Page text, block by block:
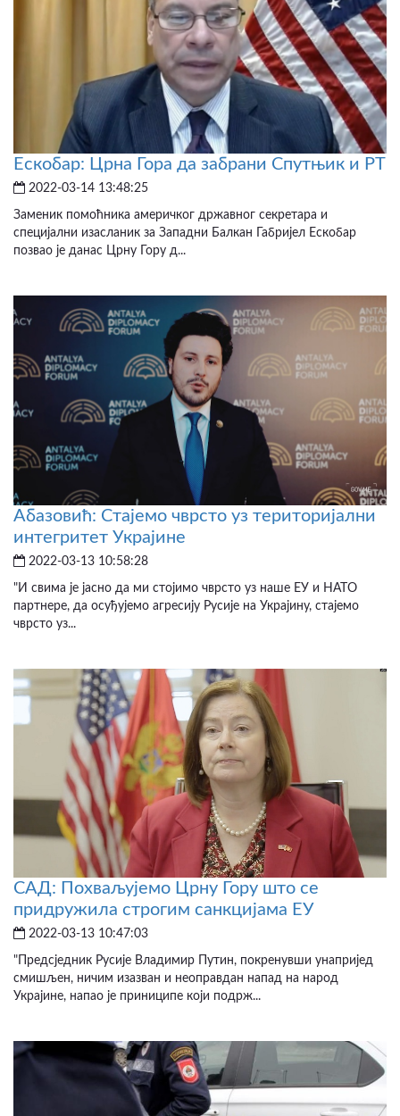
Ескобар: Црна Гора да забрани Спутњик и РТ
2022-03-14 13:48:25
Заменик помоћника америчког државног секретара и
специјални изасланик за Западни Балкан Габријел Ескобар
позвао је данас Црну Гору д...
Абазовић: Стајемо чврсто уз територијални
интегритет Украјине
2022-03-13 10:58:28
"И свима је јасно да ми стојимо чврсто уз наше ЕУ и НАТО
партнере, да осуђујемо агресију Русије на Украјину, стајемо
чврсто уз...
САД: Похваљујемо Црну Гору што се
придружила строгим санкцијама ЕУ
2022-03-13 10:47:03
"Предсједник Русије Владимир Путин, покренувши унапријед
смишљен, ничим изазван и неоправдан напад на народ
Украјине, напао је приниципе који подрж...